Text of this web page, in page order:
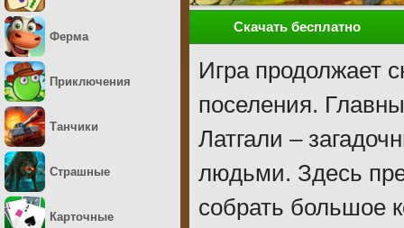
Скачать бесплатно
Игра продолжает
поселения.
Латгали –
людьми. Здесь
собрать большое
Ферма
Приключения
Танчики
Страшные
Карточные